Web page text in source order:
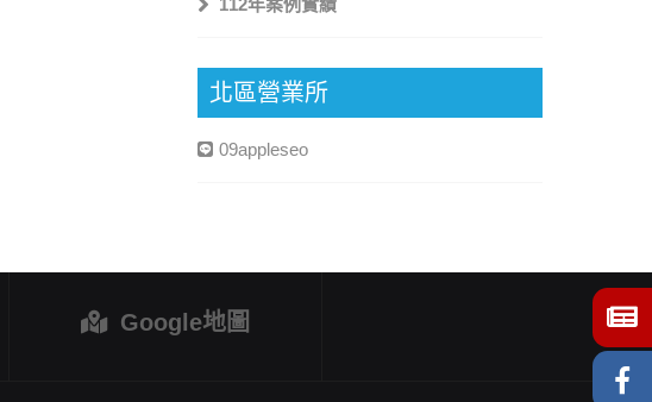
112年案例實績
北區營業所
09appleseo
Google地圖